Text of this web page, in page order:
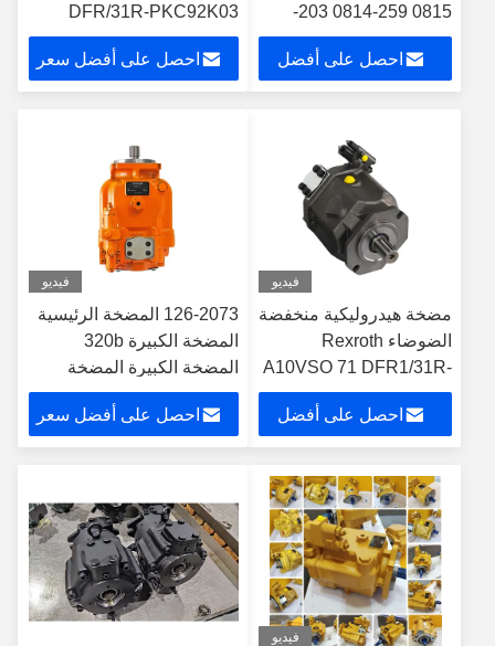
0815 259-0814 203-
2790 190-2279
احصل على أفضل
DFR/31R-PKC92K03
احصل على أفضل سعر
فيديو
مضخة هيدروليكية منخفضة
الضوضاء Rexroth
A10VSO 71 DFR1/31R-
VSA42K68
احصل على أفضل
فيديو
126-2073 المضخة الرئيسية
المضخة الكبيرة 320b
المضخة الكبيرة المضخة
الهيدرولية
احصل على أفضل سعر
فيديو